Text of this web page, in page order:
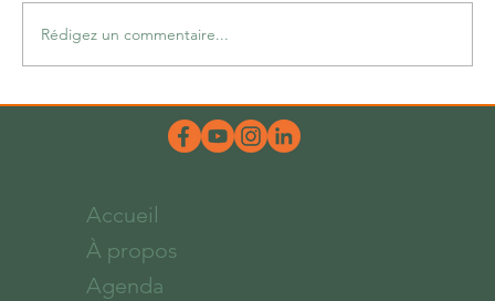
Rédigez un commentaire...
Accueil
À propos
Agenda